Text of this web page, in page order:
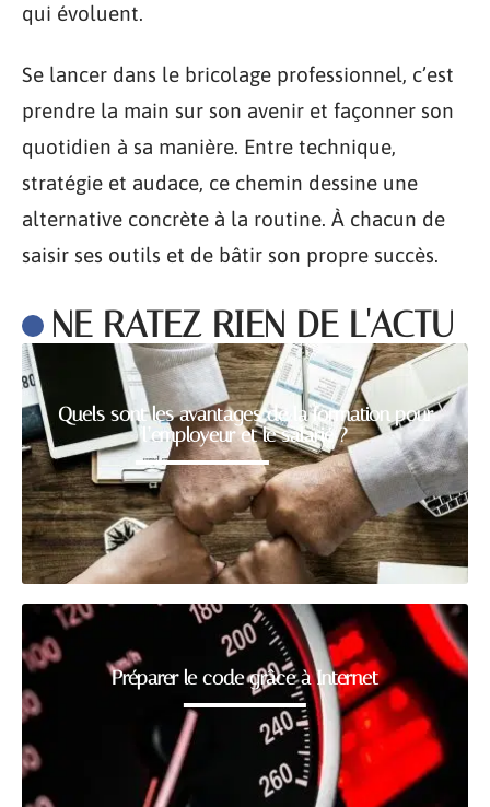
qui évoluent.
Se lancer dans le bricolage professionnel, c’est
prendre la main sur son avenir et façonner son
quotidien à sa manière. Entre technique,
stratégie et audace, ce chemin dessine une
alternative concrète à la routine. À chacun de
saisir ses outils et de bâtir son propre succès.
NE RATEZ RIEN DE L'ACTU
Quels sont les avantages de la formation pour
l’employeur et le salarié ?
Préparer le code grâce à Internet